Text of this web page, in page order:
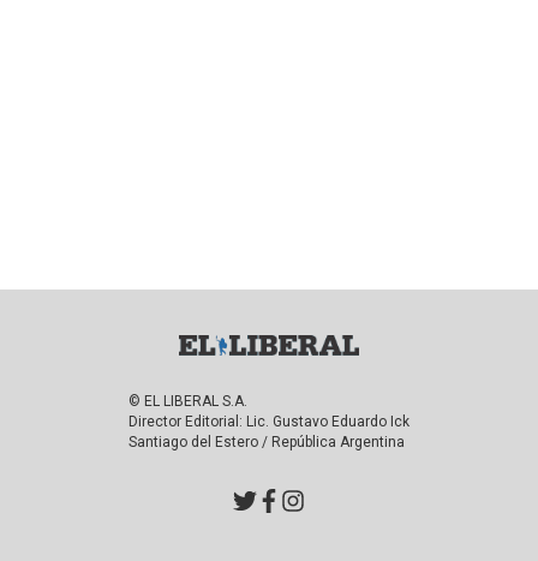
© EL LIBERAL S.A.
Director Editorial: Lic. Gustavo Eduardo Ick
Santiago del Estero / República Argentina